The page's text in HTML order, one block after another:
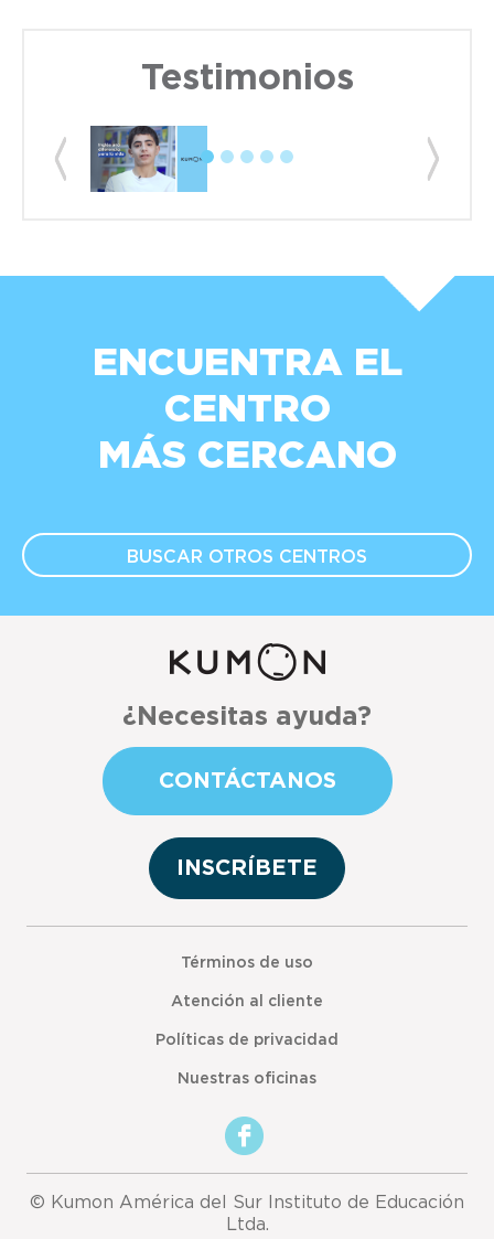
Testimonios
Previous Next
ENCUENTRA EL
CENTRO
MÁS CERCANO
BUSCAR OTROS CENTROS
¿Necesitas ayuda?
CONTÁCTANOS
INSCRÍBETE
Términos de uso
Atención al cliente
Políticas de privacidad
Nuestras oficinas
© Kumon América del Sur Instituto de Educación
Ltda.